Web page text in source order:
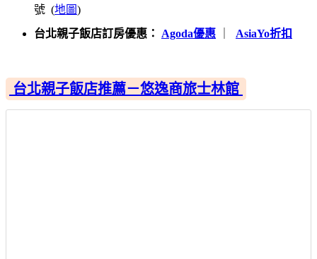
號 (地圖)
台北親子飯店訂房優惠：
Agoda優惠 AsiaYo折扣
台北親子飯店推薦－悠逸商旅士林館